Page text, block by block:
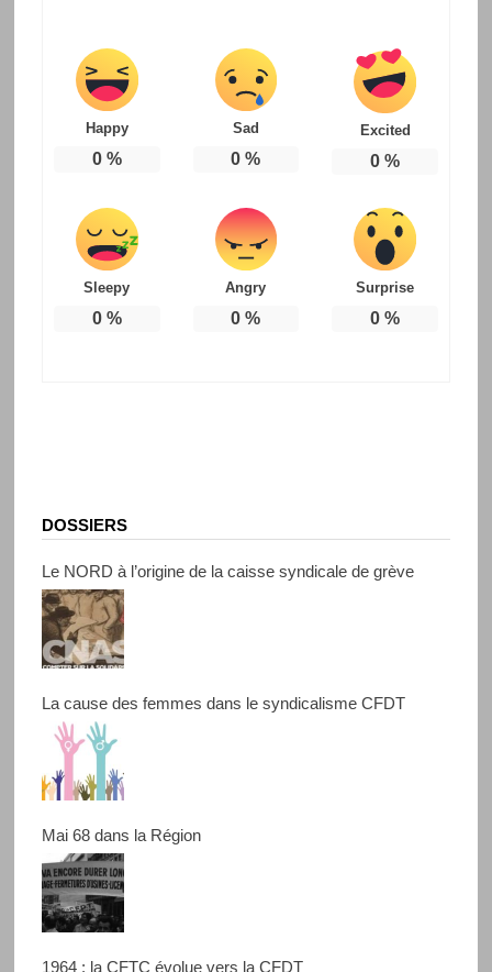
Happy
0%
Sad
0 %
Excited
0 %
Sleepy
0%
Angry
0 %
Surprise
0 %
DOSSIERS
Le NORD à l’origine de la caisse syndicale de grève
La cause des femmes dans le syndicalisme CFDT
Mai 68 dans la Région
1964 : la CFTC évolue vers la CFDT